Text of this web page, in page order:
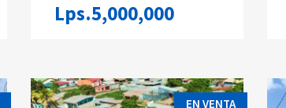
Lps.5,000,000
EN VENTA